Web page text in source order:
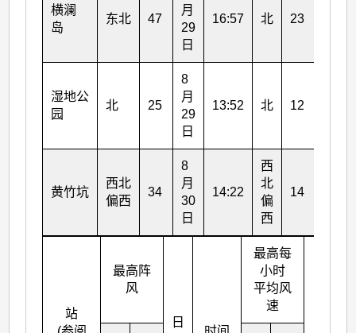
横澜
岛
东北 47
月
29
日
16:57 北 23
湿地公
园
北 25
8
月
29
日
13:52 北 12
黄竹坑
西北
偏西
34
8
月
30
日
14:22
西
北
偏
西
14
站
最高阵
风
日
最高每
小时
平均风
速